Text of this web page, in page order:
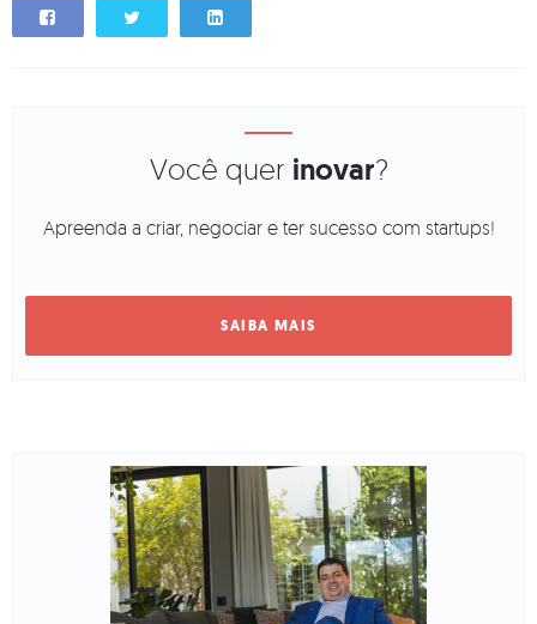
Você quer inovar?
Apreenda a criar, negociar e ter sucesso com startups!